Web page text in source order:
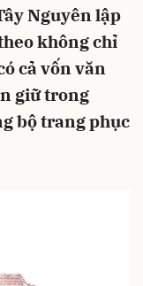
Nguyên lập
không chỉ
cả vốn văn
giữ trong
bộ trang phục
Hủy Gửi